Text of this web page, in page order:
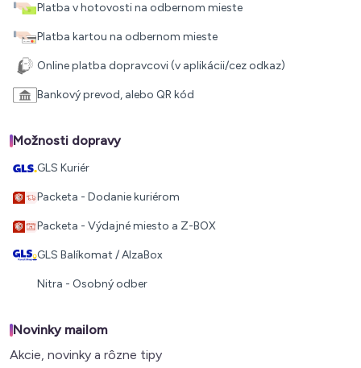
Platba v hotovosti na odbernom mieste
Platba kartou na odbernom mieste
Online platba dopravcovi (v aplikácii/cez odkaz)
Bankový prevod, alebo QR kód
Možnosti dopravy
GLS Kuriér
Packeta - Dodanie kuriérom
Packeta - Výdajné miesto a Z-BOX
GLS Balíkomat / AlzaBox
Nitra - Osobný odber
Novinky mailom
Akcie, novinky a rôzne tipy